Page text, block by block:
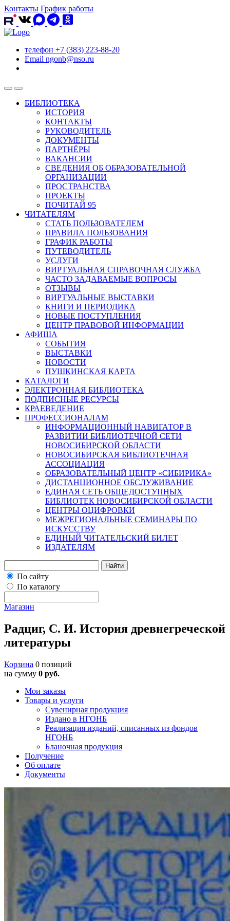
Контакты График работы
телефон +7 (383) 223-88-20
Email ngonb@nso.ru
БИБЛИОТЕКА
ИСТОРИЯ
КОНТАКТЫ
РУКОВОДИТЕЛЬ
ДОКУМЕНТЫ
ПАРТНЁРЫ
ВАКАНСИИ
СВЕДЕНИЯ ОБ ОБРАЗОВАТЕЛЬНОЙ
ОРГАНИЗАЦИИ
ПРОСТРАНСТВА
ПРОЕКТЫ
ПОЧИТАЙ 95
ЧИТАТЕЛЯМ
СТАТЬ ПОЛЬЗОВАТЕЛЕМ
ПРАВИЛА ПОЛЬЗОВАНИЯ
ГРАФИК РАБОТЫ
ПУТЕВОДИТЕЛЬ
УСЛУГИ
ВИРТУАЛЬНАЯ СПРАВОЧНАЯ СЛУЖБА
ЧАСТО ЗАДАВАЕМЫЕ ВОПРОСЫ
ОТЗЫВЫ
ВИРТУАЛЬНЫЕ ВЫСТАВКИ
КНИГИ И ПЕРИОДИКА
НОВЫЕ ПОСТУПЛЕНИЯ
ЦЕНТР ПРАВОВОЙ ИНФОРМАЦИИ
АФИША
СОБЫТИЯ
ВЫСТАВКИ
НОВОСТИ
ПУШКИНСКАЯ КАРТА
КАТАЛОГИ
ЭЛЕКТРОННАЯ БИБЛИОТЕКА
ПОДПИСНЫЕ РЕСУРСЫ
КРАЕВЕДЕНИЕ
ПРОФЕССИОНАЛАМ
ИНФОРМАЦИОННЫЙ НАВИГАТОР В
РАЗВИТИИ БИБЛИОТЕЧНОЙ СЕТИ
НОВОСИБИРСКОЙ ОБЛАСТИ
НОВОСИБИРСКАЯ БИБЛИОТЕЧНАЯ
АССОЦИАЦИЯ
ОБРАЗОВАТЕЛЬНЫЙ ЦЕНТР «СИБИРИКА»
ДИСТАНЦИОННОЕ ОБСЛУЖИВАНИЕ
ЕДИНАЯ СЕТЬ ОБЩЕДОСТУПНЫХ
БИБЛИОТЕК НОВОСИБИРСКОЙ ОБЛАСТИ
ЦЕНТРЫ ОЦИФРОВКИ
МЕЖРЕГИОНАЛЬНЫЕ СЕМИНАРЫ ПО
ИСКУССТВУ
ЕДИНЫЙ ЧИТАТЕЛЬСКИЙ БИЛЕТ
ИЗДАТЕЛЯМ
Найти
По сайту
По каталогу
Магазин
Радциг, С. И. История древнегреческой
литературы
Корзина 0 позиций
на сумму 0 руб.
Мои заказы
Товары и услуги
Сувенирная продукция
Издано в НГОНБ
Реализация изданий, списанных из фондов
НГОНБ
Бланочная продукция
Получение
Об оплате
Документы